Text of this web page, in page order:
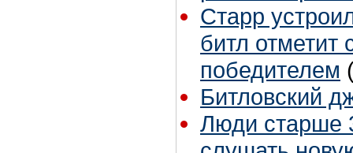
Старр
битл отметит
победителем
Битловский
Люди старше